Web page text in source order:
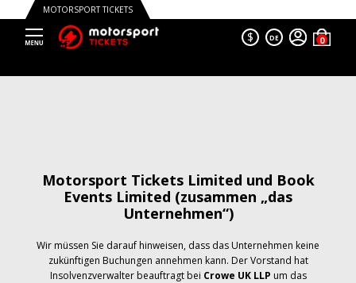
MOTORSPORT TICKETS
$ DE
Motorsport Tickets Limited und Book
Events Limited (zusammen „das
Unternehmen“)
Wir müssen Sie darauf hinweisen, dass das Unternehmen keine
zukünftigen Buchungen annehmen kann. Der Vorstand hat
Insolvenzverwalter beauftragt bei Crowe UK LLP um das